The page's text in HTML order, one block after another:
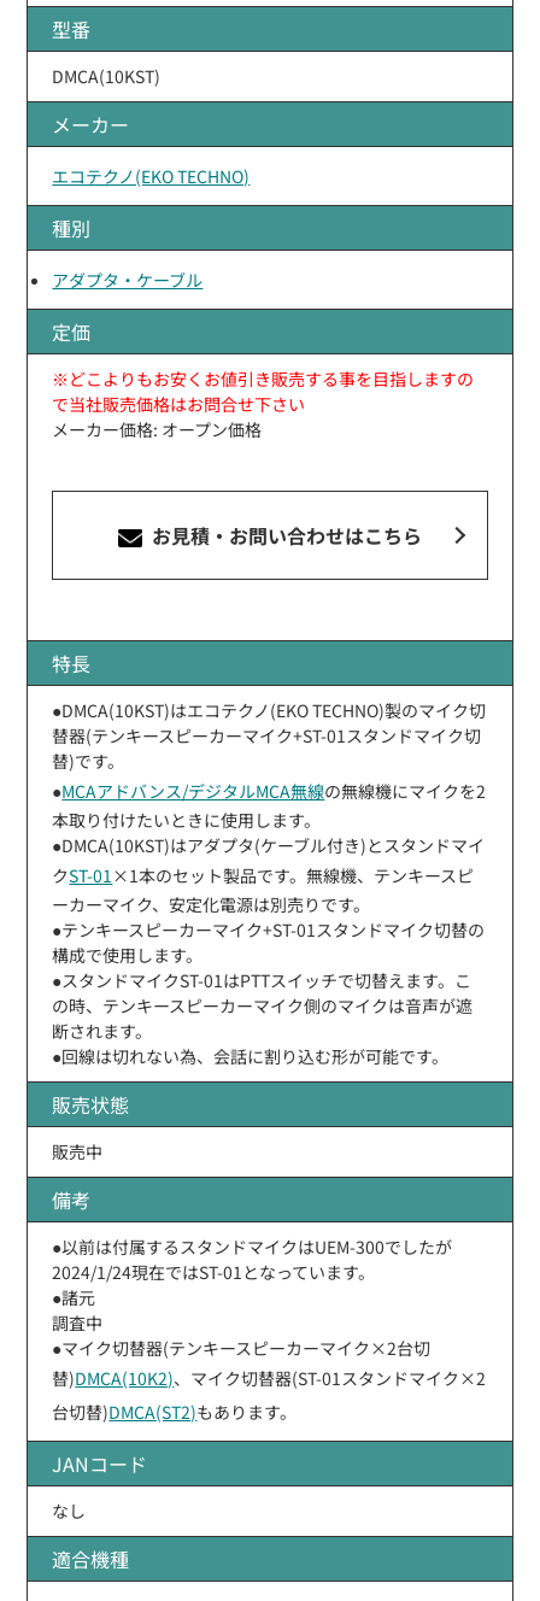
型番
DMCA(10KST)
メーカー
エコテクノ(EKO TECHNO)
種別
アダプタ・ケーブル
定価
※どこよりもお安くお値引き販売する事を目指しますの
で当社販売価格はお問合せ下さい
メーカー価格: オープン価格
お見積・お問い合わせはこちら
特長
●DMCA(10KST)はエコテクノ(EKO TECHNO)製のマイク切
替器(テンキースピーカーマイク+ST-01スタンドマイク切
替)です。
●MCAアドバンス/デジタルMCA無線の無線機にマイクを2
本取り付けたいときに使用します。
●DMCA(10KST)はアダプタ(ケーブル付き)とスタンドマイ
クST-01 ×1本のセット製品です。無線機、テンキースピ
ーカーマイク、安定化電源は別売りです。
●テンキースピーカーマイク+ST-01スタンドマイク切替の
構成で使用します。
●スタンドマイクST-01はPTTスイッチで切替えます。こ
の時、テンキースピーカーマイク側のマイクは音声が遮
断されます。
●回線は切れない為、会話に割り込む形が可能です。
販売状態
販売中
備考
●以前は付属するスタンドマイクはUEM-300でしたが
2024/1/24現在ではST-01となっています。
●諸元
調査中
●マイク切替器(テンキースピーカーマイク×2台切
替)DMCA(10K2)、マイク切替器(ST-01スタンドマイク×2
台切替)DMCA(ST2)もあります。
JANコード
なし
適合機種